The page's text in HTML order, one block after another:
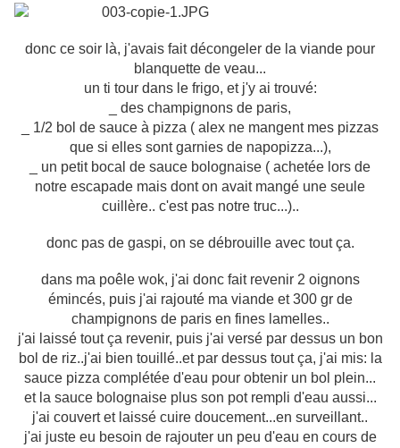
donc ce soir là, j'avais fait décongeler de la viande pour
blanquette de veau...
un ti tour dans le frigo, et j'y ai trouvé:
_ des champignons de paris,
_ 1/2 bol de sauce à pizza ( alex ne mangent mes pizzas
que si elles sont garnies de napopizza...),
_ un petit bocal de sauce bolognaise ( achetée lors de
notre escapade mais dont on avait mangé une seule
cuillère.. c'est pas notre truc...)..
donc pas de gaspi, on se débrouille avec tout ça.
dans ma poêle wok, j'ai donc fait revenir 2 oignons
émincés, puis j'ai rajouté ma viande et 300 gr de
champignons de paris en fines lamelles..
j'ai laissé tout ça revenir, puis j'ai versé par dessus un bon
bol de riz..j'ai bien touillé..et par dessus tout ça, j'ai mis: la
sauce pizza complétée d'eau pour obtenir un bol plein...
et la sauce bolognaise plus son pot rempli d'eau aussi...
j'ai couvert et laissé cuire doucement...en surveillant..
j'ai juste eu besoin de rajouter un peu d'eau en cours de